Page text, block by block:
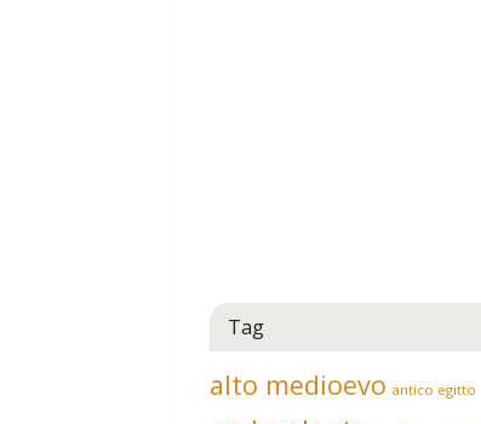
Tag
alto medioevo antico egitto